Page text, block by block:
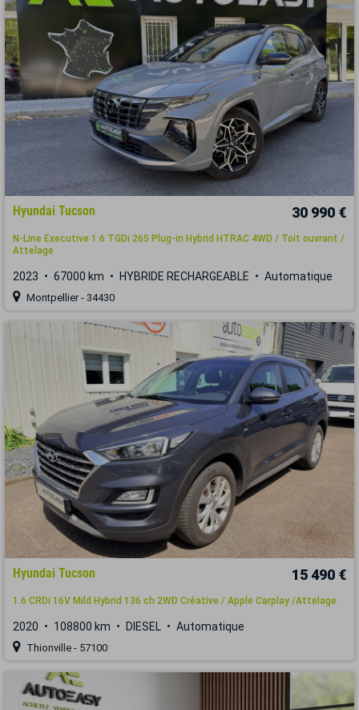
Hyundai Tucson 30 990 €
N-Line Executive 1.6 TGDi 265 Plug-in Hybrid HTRAC 4WD / Toit ouvrant /
Attelage
2023 67000 km HYBRIDE RECHARGEABLE Automatique
Montpellier - 34430
Hyundai Tucson 15 490 €
1.6 CRDi 16V Mild Hybrid 136 ch 2WD Créative / Apple Carplay /Attelage
2020 108800 km DIESEL Automatique
Thionville - 57100